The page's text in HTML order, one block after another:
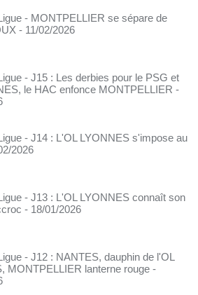
- MONTPELLIER se sépare de
- 11/02/2026
- J15 : Les derbies pour le PSG et
le HAC enfonce MONTPELLIER -
- J14 : L'OL LYONNES s'impose au
2026
- J13 : L'OL LYONNES connaît son
- 18/01/2026
- J12 : NANTES, dauphin de l'OL
MONTPELLIER lanterne rouge -